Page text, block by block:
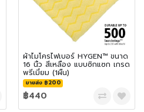
ผ้าไมโครไฟเบอร์ HYGEN™ ขนาด
16 นิ้ว สีเหลือง แบบซิกแซก เกรด
พรีเมี่ยม (1ผืน)
ขายส่ง ฿200
฿440